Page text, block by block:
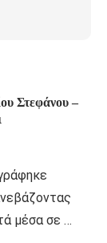
Στεφάνου –
μέσα σε …